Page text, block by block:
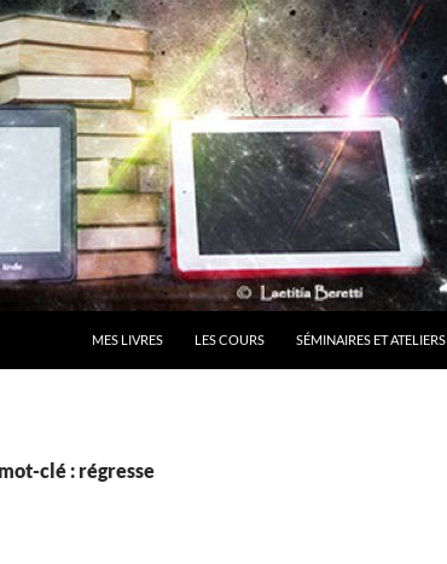
MES LIVRES LES COURS SÉMINAIRES ET ATELIERS
clé : régresse